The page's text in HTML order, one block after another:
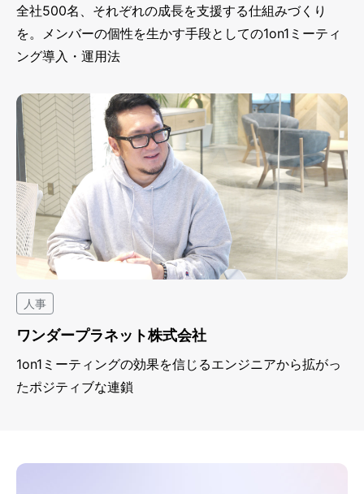
全社500名、それぞれの成長を支援する仕組みづくり
を。メンバーの個性を生かす手段としての1on1ミーティ
ング導入・運用法
人事
ワンダープラネット株式会社
1on1ミーティングの効果を信じるエンジニアから拡がっ
たポジティブな連鎖